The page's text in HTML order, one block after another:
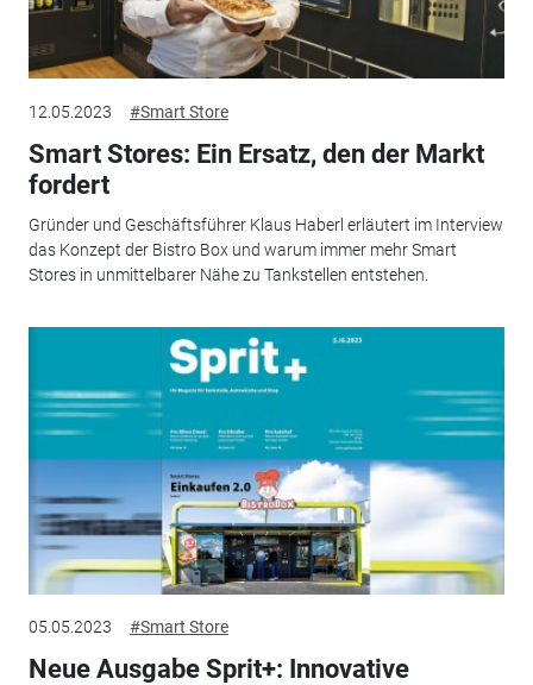
12.05.2023 #Smart Store
Smart Stores: Ein Ersatz, den der Markt
fordert
Gründer und Geschäftsführer Klaus Haberl erläutert im Interview
das Konzept der Bistro Box und warum immer mehr Smart
Stores in unmittelbarer Nähe zu Tankstellen entstehen.
05.05.2023 #Smart Store
Neue Ausgabe Sprit+: Innovative